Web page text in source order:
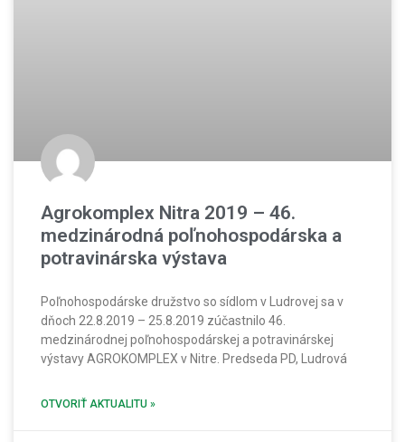
Agrokomplex Nitra 2019 – 46.
medzinárodná poľnohospodárska a
potravinárska výstava
Poľnohospodárske družstvo so sídlom v Ludrovej sa v
dňoch 22.8.2019 – 25.8.2019 zúčastnilo 46.
medzinárodnej poľnohospodárskej a potravinárskej
výstavy AGROKOMPLEX v Nitre. Predseda PD, Ludrová
OTVORIŤ AKTUALITU »